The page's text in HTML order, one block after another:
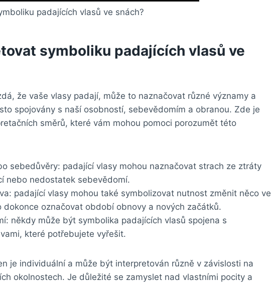
symboliku padajících vlasů​ ve
že vaše vlasy padají, může to naznačovat různé⁤ významy a
spojovány s naší osobností, sebevědomím a obranou. Zde je
směrů, které vám mohou pomoci porozumět této
sebedůvěry: padající vlasy ‍mohou ⁢naznačovat strach ⁣ze‌ ztráty
‌nebo nedostatek sebevědomí.
padající vlasy mohou také symbolizovat nutnost změnit něco ve
dokonce označovat ‌období ‌obnovy a nových začátků.
‍někdy může ⁣být symbolika padajících vlasů spojena s
které potřebujete vyřešit.
je‌ individuální a může ⁤být‍ interpretován různě v závislosti na
okolnostech. Je důležité se zamyslet nad vlastními pocity a‍